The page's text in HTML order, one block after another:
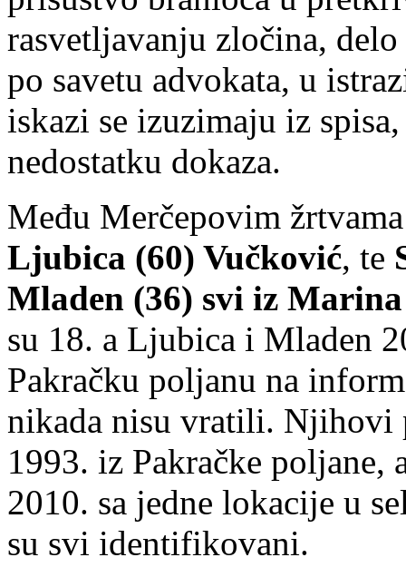
rasvetljavanju zločina,
po savetu advokata, u
iskazi se izuzimaju iz
nedostatku dokaza.
Među Merčepovim
Ljubica (60) Vučković, te
Mladen (36) svi iz Marina
su 18. a Ljubica i Mladen
Pakračku poljanu na
nikada nisu vratili. Njihovi
1993. iz Pakračke poljane,
2010. sa jedne lokacije u
su svi identifikovani.